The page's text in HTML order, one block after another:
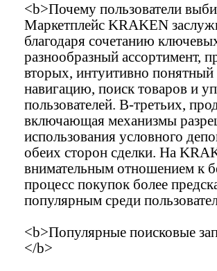
<b>Почему пользователи
Маркетплейс KRAKEN
благодаря сочетанию
разнообразный ассортимент,
вторых, интуитивно
навигацию, поиск товаров и
пользователей. В-третьих,
включающая механизмы
использования условного
обеих сторон сделки. На
внимательным отношением к
процесс покупок более
популярным среди
<b>Популярные поисковые
</b>